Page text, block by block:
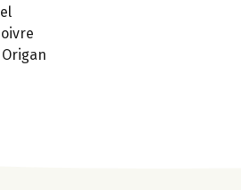
Origan